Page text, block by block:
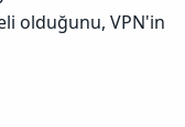
olduğunu, VPN'in